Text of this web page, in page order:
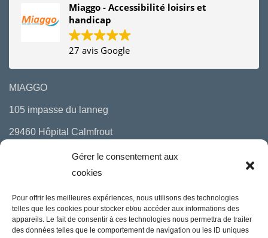
Gérer le consentement aux
cookies
Pour offrir les meilleures expériences, nous utilisons des technologies
telles que les cookies pour stocker et/ou accéder aux informations des
appareils. Le fait de consentir à ces technologies nous permettra de traiter
des données telles que le comportement de navigation ou les ID uniques
Miaggo - Accessibilité loisirs et
handicap
27 avis Google
MIAGGO
105 impasse du lanneg
29460 Hôpital Calmfrout
06 10 29 97 00
mail : bonjour(a)miaggo.fr
Politique de cookies (UE)
Politique de confidentialité